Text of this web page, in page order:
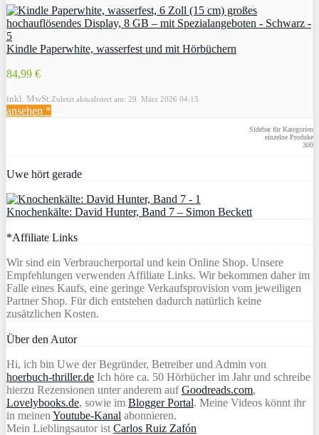
Kindle Paperwhite, wasserfest und mit Hörbüchern
84,99 €
inkl. MwSt. Zuletzt aktualisiert am: 29. März 2026 04:15
ansehen *
Sidebar für Kategorien
einzelne Produke
300
Uwe hört gerade
Knochenkälte: David Hunter, Band 7 – Simon Beckett
*Affiliate Links
Wir sind ein Verbraucherportal und kein Online Shop. Unsere
Empfehlungen verwenden Affiliate Links. Wir bekommen daher im
Falle eines Kaufs, eine geringe Verkaufsprovision vom jeweiligen
Partner Shop. Für dich entstehen dadurch natürlich keine
zusätzlichen Kosten.
Über den Autor
Hi, ich bin Uwe der Begründer, Betreiber und Admin von
hoerbuch-thriller.de Ich höre ca. 50 Hörbücher im Jahr und schreibe
hierzu Rezensionen unter anderem aufGoodreads.com,
Lovelybooks.de, sowie im Blogger Portal. Meine Videos könnt ihr
in meinen Youtube-Kanal abonnieren.
Mein Lieblingsautor ist Carlos Ruiz Zafón